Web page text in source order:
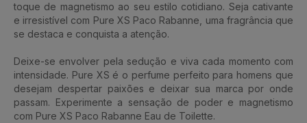
toque de magnetismo ao seu estilo cotidiano. Seja cativante
e irresistível com Pure XS Paco Rabanne, uma fragrância que
se destaca e conquista a atenção.
Deixe-se envolver pela sedução e viva cada momento com
intensidade. Pure XS é o perfume perfeito para homens que
desejam despertar paixões e deixar sua marca por onde
passam. Experimente a sensação de poder e magnetismo
com Pure XS Paco Rabanne Eau de Toilette.